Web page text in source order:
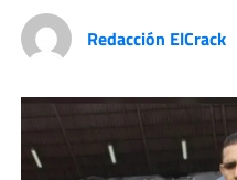
Redacción ElCrack